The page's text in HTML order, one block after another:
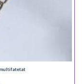
multifatetat